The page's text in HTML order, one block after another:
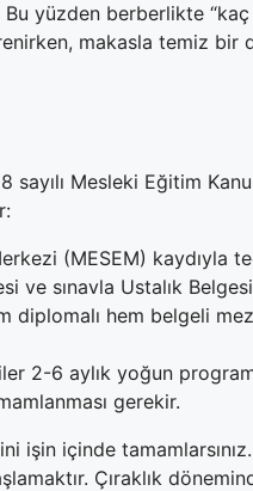
yüzden berberlikte “kaç
makasla temiz bir
Mesleki Eğitim
(MESEM) kaydıyla
ve sınavla Ustalık Belgesi
diplomalı hem belgeli
2-6 aylık yoğun
gerekir.
içinde
Çıraklık